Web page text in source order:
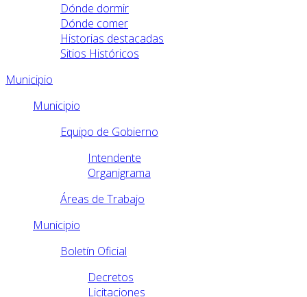
Dónde dormir
Dónde comer
Historias destacadas
Sitios Históricos
Municipio
Municipio
Equipo de Gobierno
Intendente
Organigrama
Áreas de Trabajo
Municipio
Boletín Oficial
Decretos
Licitaciones